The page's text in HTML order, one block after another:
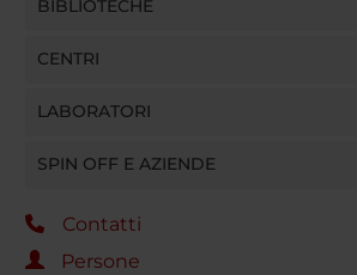
BIBLIOTECHE
CENTRI
LABORATORI
SPIN OFF E AZIENDE
Contatti
Persone